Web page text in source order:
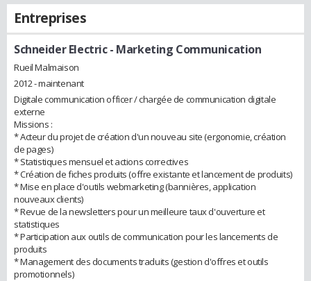
Entreprises
Schneider Electric- Marketing Communication
Rueil Malmaison
2012 - maintenant
Digitale communication officer / chargée de communication digitale
externe
Missions :
* Acteur du projet de création d'un nouveau site (ergonomie, création
de pages)
* Statistiques mensuel et actions correctives
* Création de fiches produits (offre existante et lancement de produits)
* Mise en place d'outils webmarketing (bannières, application
nouveaux clients)
* Revue de la newsletters pour un meilleure taux d'ouverture et
statistiques
* Participation aux outils de communication pour les lancements de
produits
* Management des documents traduits (gestion d'offres et outils
promotionnels)